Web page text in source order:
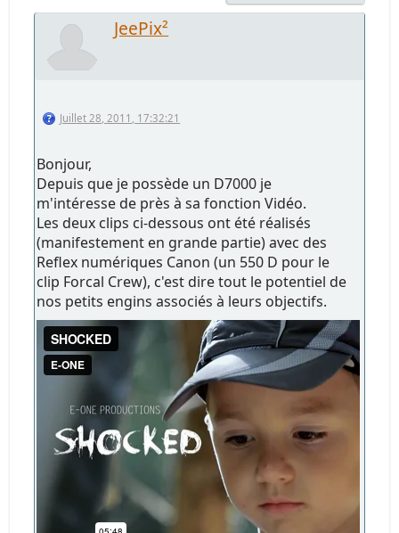
JeePix²
Juillet 28, 2011, 17:32:21
Bonjour,
Depuis que je possède un D7000 je
m'intéresse de près à sa fonction Vidéo.
Les deux clips ci-dessous ont été réalisés
(manifestement en grande partie) avec des
Reflex numériques Canon (un 550 D pour le
clip Forcal Crew), c'est dire tout le potentiel de
nos petits engins associés à leurs objectifs.